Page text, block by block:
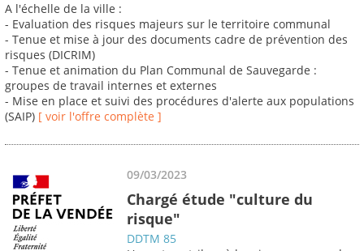
A l'échelle de la ville :
- Evaluation des risques majeurs sur le territoire communal
- Tenue et mise à jour des documents cadre de prévention des
risques (DICRIM)
- Tenue et animation du Plan Communal de Sauvegarde :
groupes de travail internes et externes
- Mise en place et suivi des procédures d'alerte aux populations
(SAIP) [ voir l'offre complète ]
09/03/2023
Chargé étude "culture du
risque"
DDTM 85